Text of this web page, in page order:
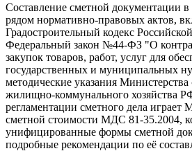
Составление сметной документации в
рядом нормативно-правовых актов,
Градостроительный кодекс
Федеральный закон №44-ФЗ "О
закупок товаров, работ, услуг для
государственных и муниципальных
методические указания Министерства
жилищно-коммунального хозяйства
регламентации сметного дела играет
сметной стоимости МДС 81-35.2004,
унифицированные формы сметной
подробные рекомендации по её